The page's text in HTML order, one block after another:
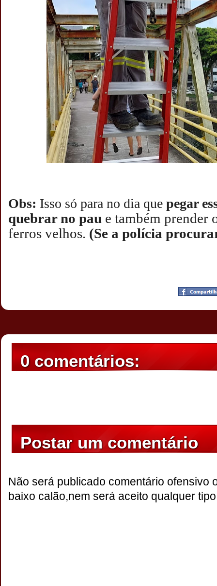
Obs: Isso só para no dia que pegar
quebrar no pau e também prender
ferros velhos. (Se a polícia
21:01
0 comentários:
Postar um comentário
Não será publicado comentário ofensivo
baixo calão,nem será aceito qualquer